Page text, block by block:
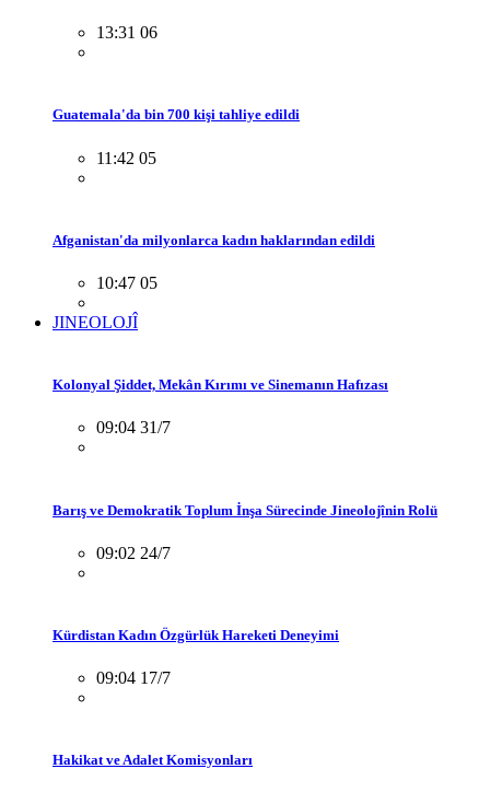
13:31 06
Guatemala'da bin 700 kişi tahliye edildi
11:42 05
Afganistan'da milyonlarca kadın haklarından edildi
10:47 05
JINEOLOJÎ
Kolonyal Şiddet, Mekân Kırımı ve Sinemanın Hafızası
09:04 31/7
Barış ve Demokratik Toplum İnşa Sürecinde Jineolojînin Rolü
09:02 24/7
Kürdistan Kadın Özgürlük Hareketi Deneyimi
09:04 17/7
Hakikat ve Adalet Komisyonları